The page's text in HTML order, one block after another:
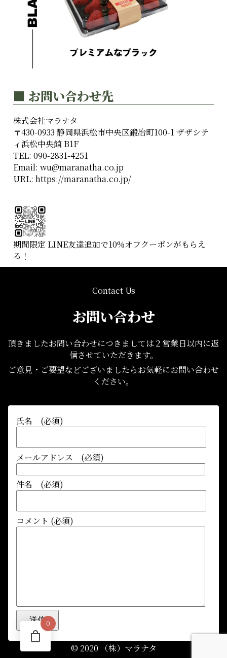
■ お問い合わせ先
株式会社マラナタ
〒430-0933 静岡県浜松市中央区鍛冶町100-1 ザザシテ
ィ浜松中央館 B1F
TEL: 090-2831-4251
Email: wu@maranatha.co.jp
URL: https://maranatha.co.jp/
期間限定 LINE友達追加で10%オフクーポンがもらえ
る！
Contact Us
お問い合わせ
頂きましたお問い合わせにつきましては２営業日以内に返
信させていただきます。
ご意見・ご要望などございましたらお気軽にお問い合わせ
ください。
氏名 (必須)
メールアドレス (必須)
件名 (必須)
コメント (必須)
© 2020 （株）マラナタ
0